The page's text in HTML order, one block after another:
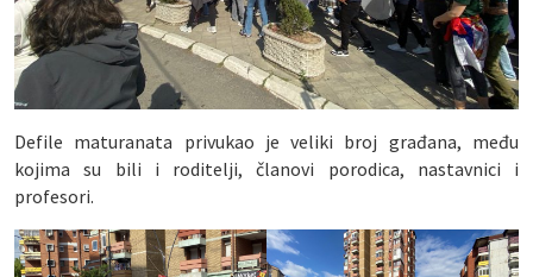
Defile maturanata privukao je veliki broj građana, među
kojima su bili i roditelji, članovi porodica, nastavnici i
profesori.